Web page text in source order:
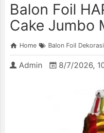
Balon Foil
Cake Jumbo
Home Balon Foil Dekorasi
Admin 8/7/2026,